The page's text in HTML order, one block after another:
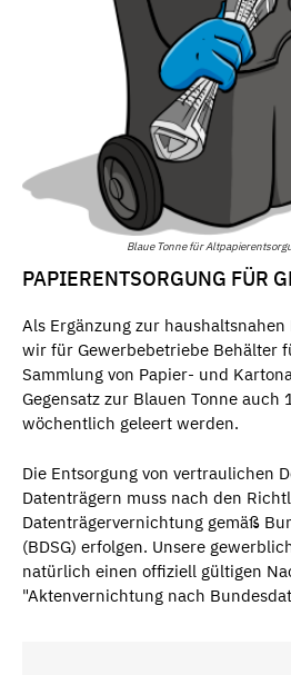
Blaue Tonne für
PAPIERENTSORGUNG FÜR
Als Ergänzung zur
wir für Gewerbebetriebe Behälter
Sammlung von Papier- und
Gegensatz zur Blauen Tonne auch
wöchentlich geleert werden.
Die Entsorgung von vertraulichen
Datenträgern muss nach den
Datenträgervernichtung gemäß
(BDSG) erfolgen. Unsere
natürlich einen offiziell gültigen
"Aktenvernichtung nach